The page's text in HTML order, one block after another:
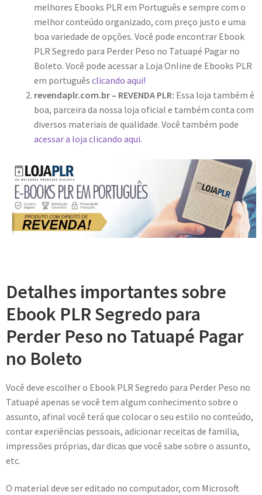
melhores Ebooks PLR em Português e sempre com o
melhor conteúdo organizado, com preço justo e uma
boa variedade de opções. Você pode encontrar Ebook
PLR Segredo para Perder Peso no Tatuapé Pagar no
Boleto. Você pode acessar a Loja Online de Ebooks PLR
em português clicando aqui!
revendaplr.com.br – REVENDA PLR: Essa loja também é
boa, parceira da nossa loja oficial e também conta com
diversos materiais de qualidade. Você também pode
acessar a loja clicando aqui.
Detalhes importantes sobre
Ebook PLR Segredo para
Perder Peso no Tatuapé Pagar
no Boleto
Você deve escolher o Ebook PLR Segredo para Perder Peso no
Tatuapé apenas se você tem algum conhecimento sobre o
assunto, afinal você terá que colocar o seu estilo no conteúdo,
contar experiências pessoais, adicionar receitas de familia,
impressões próprias, dar dicas que você sabe sobre o assunto,
etc.
O material deve ser editado no computador, com Microsoft